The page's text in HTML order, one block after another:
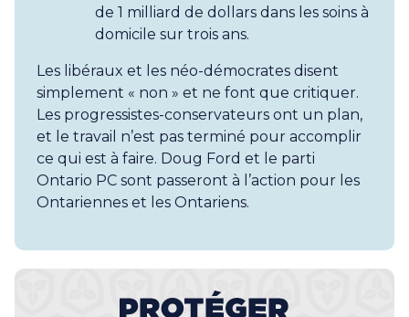
de 1 milliard de dollars dans les soins à
domicile sur trois ans.
Les libéraux et les néo-démocrates disent
simplement « non » et ne font que critiquer.
Les progressistes-conservateurs ont un plan,
et le travail n’est pas terminé pour accomplir
ce qui est à faire. Doug Ford et le parti
Ontario PC sont passeront à l’action pour les
Ontariennes et les Ontariens.